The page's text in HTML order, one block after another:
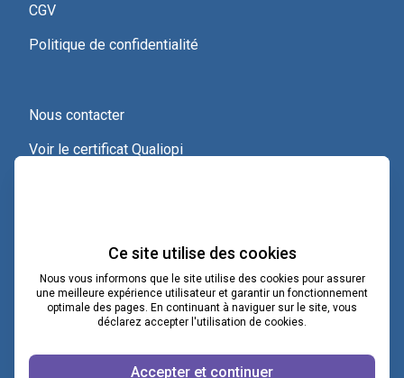
CGV
Politique de confidentialité
Nous contacter
Voir le certificat Qualiopi
contact@lacoopcnv.com
La page Linkedin de La Coop CNV
Ce site utilise des cookies
Nous vous informons que le site utilise des cookies pour assurer
une meilleure expérience utilisateur et garantir un fonctionnement
optimale des pages. En continuant à naviguer sur le site, vous
déclarez accepter l'utilisation de cookies.
Accepter et continuer